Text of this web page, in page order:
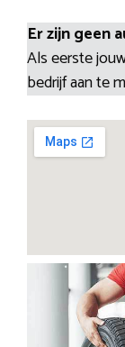
Er zijn geen
Als eerste
bedrijf aan te